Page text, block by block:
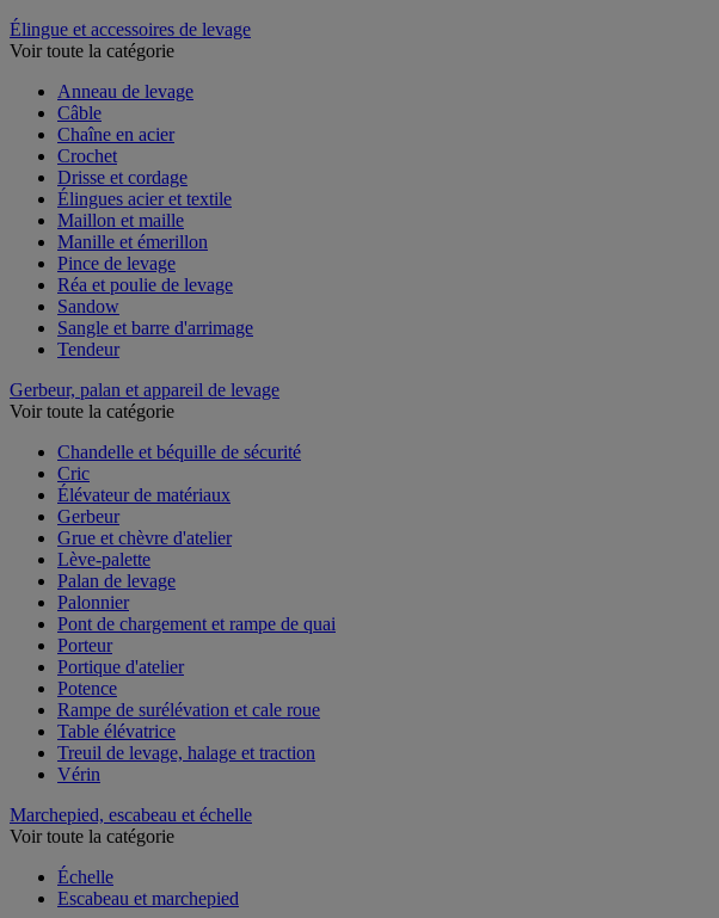
Élingue et accessoires de levage
Voir toute la catégorie
Anneau de levage
Câble
Chaîne en acier
Crochet
Drisse et cordage
Élingues acier et textile
Maillon et maille
Manille et émerillon
Pince de levage
Réa et poulie de levage
Sandow
Sangle et barre d'arrimage
Tendeur
Gerbeur, palan et appareil de levage
Voir toute la catégorie
Chandelle et béquille de sécurité
Cric
Élévateur de matériaux
Gerbeur
Grue et chèvre d'atelier
Lève-palette
Palan de levage
Palonnier
Pont de chargement et rampe de quai
Porteur
Portique d'atelier
Potence
Rampe de surélévation et cale roue
Table élévatrice
Treuil de levage, halage et traction
Vérin
Marchepied, escabeau et échelle
Voir toute la catégorie
Échelle
Escabeau et marchepied